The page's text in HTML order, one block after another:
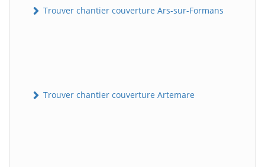
Trouver chantier couverture Ars-sur-Formans
Trouver chantier couverture Artemare